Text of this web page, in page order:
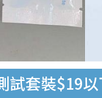
試套裝$19